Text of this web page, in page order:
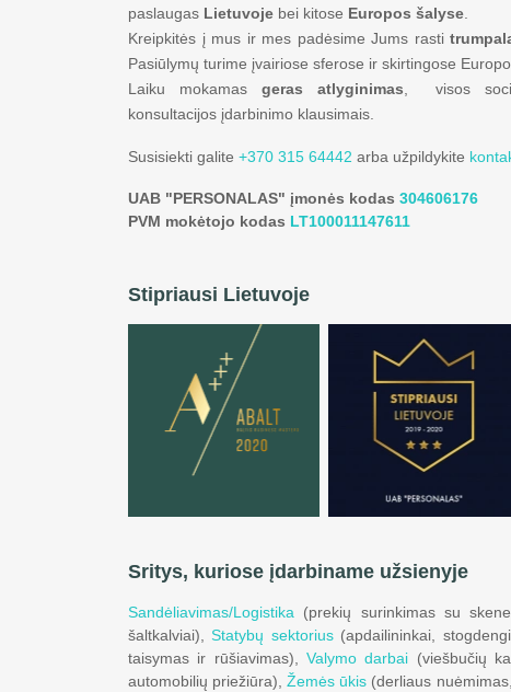
paslaugas Lietuvoje bei kitose Europos šalyse
Kreipkitės į mus ir mes padėsime Jums rasti
Pasiūlymų turime įvairiose sferose ir skirtingose
Laiku mokamas geras atlyginimas , visos
konsultacijos įdarbinimo klausimais.
Susisiekti galite +370 315 64442 arba užpildykite
UAB "PERSONALAS" įmonės kodas 304606176
PVM mokėtojo kodas LT100011147611
Stipriausi Lietuvoje
Sritys, kuriose įdarbiname užsienyje
Sandėliavimas/Logistika (prekių surinkimas su
šaltkalviai),Statybų sektorius(apdailininkai,
taisymas ir rūšiavimas), Valymo darbai (viešbučių
automobilių priežiūra),Žemės ūkis (derliaus